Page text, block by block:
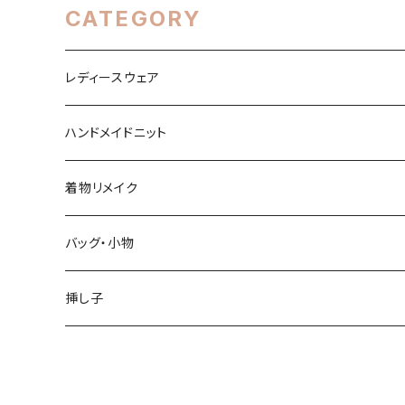
CATEGORY
レディースウェア
トップス
ワンピース
スカート
パンツ
ハンドメイドニット
春・夏シーズン
秋・冬シーズン
着物リメイク
トップス
スカート
バッグ・小物
バッグ
挿し子